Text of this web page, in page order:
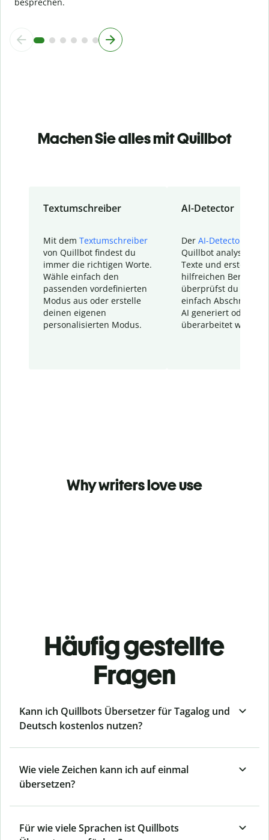
Machen Sie alles mit Quillbot
Textumschreiber
Mit dem Textumschreiber
von Quillbot findest du
immer die richtigen Worte.
Wähle einfach den
passenden vordefinierten
Modus aus oder erstelle
deinen eigenen
personalisierten Modus.
AI-Detector
Der AI-Detector
Quillbot analysiert
Texte und erstellt
hilfreichen Bericht.
überprüfst du
einfach Abschnitte,
AI generiert oder
überarbeitet wurden.
Why writers love use
Häufig gestellte
Fragen
Kann ich Quillbots Übersetzer für Tagalog und
Deutsch kostenlos nutzen?
Wie viele Zeichen kann ich auf einmal
übersetzen?
Für wie viele Sprachen ist Quillbots